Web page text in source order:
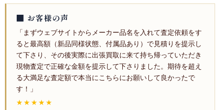
■ お客様の声
「まずウェブサイトからメーカー品名を入れて査定依頼をす
ると最高額（新品同様状態、付属品あり）で見積りを提示し
て下さり、その後実際に出張買取に来て持ち帰っていただき
現物査定で正確な金額を提示して下さりました。期待を超え
る大満足な査定額で本当にこちらにお願いして良かったで
す！」
★★★★★